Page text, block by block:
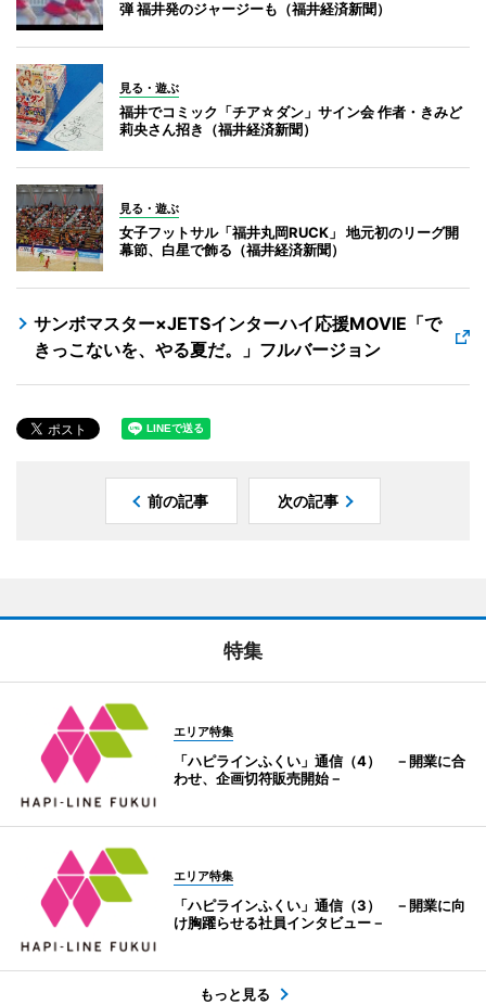
弾 福井発のジャージーも（福井経済新聞）
見る・遊ぶ
福井でコミック「チア☆ダン」サイン会 作者・きみど
莉央さん招き（福井経済新聞）
見る・遊ぶ
女子フットサル「福井丸岡RUCK」 地元初のリーグ開
幕節、白星で飾る（福井経済新聞）
サンボマスター×JETSインターハイ応援MOVIE「で
きっこないを、やる夏だ。」フルバージョン
前の記事 次の記事
特集
エリア特集
「ハピラインふくい」通信（4） －開業に合
わせ、企画切符販売開始－
エリア特集
「ハピラインふくい」通信（3） －開業に向
け胸躍らせる社員インタビュー－
もっと見る